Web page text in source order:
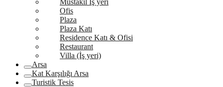
Müstakil İş yeri
Ofis
Plaza
Plaza Katı
Residence Katı & Ofisi
Restaurant
Villa (İş yeri)
Arsa
Kat Karşılığı Arsa
Turistik Tesis